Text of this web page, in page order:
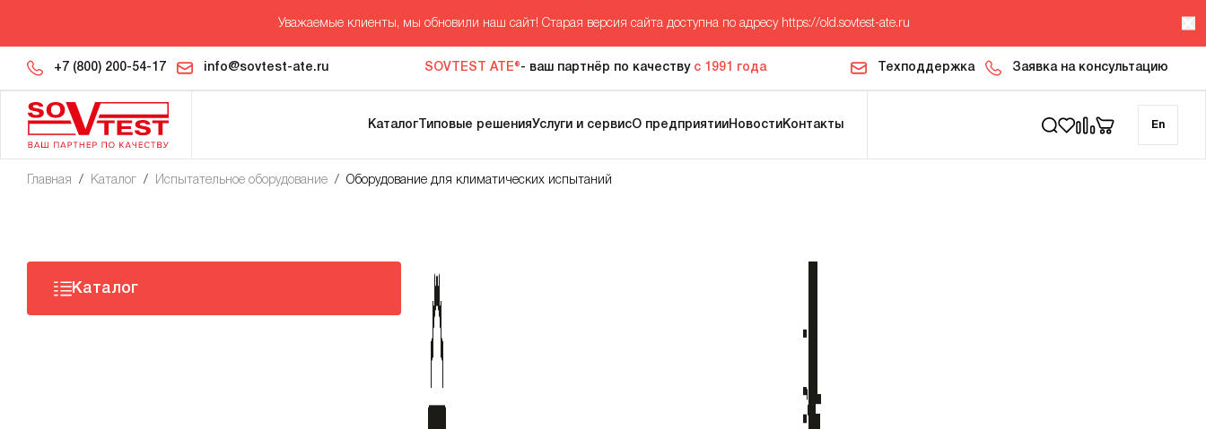
Уважаемые клиенты, мы обновили наш сайт! Старая версия сайта доступна по адресу https://old.sovtest-ate.ru
+7 (800) 200-54-17 info@sovtest-ate.ru SOVTEST ATE®- ваш партнёр по качествус 1991 года Техподдержка Заявка на консультацию
Каталог Типовые решенияУслуги и сервисО предприятииНовостиКонтакты En
Главная / Каталог / Испытательное оборудование / Оборудование для климатических испытаний
Каталог